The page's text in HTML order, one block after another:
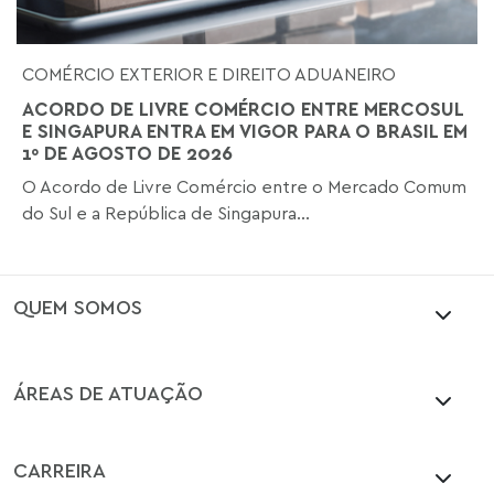
COMÉRCIO EXTERIOR E DIREITO ADUANEIRO
ACORDO DE LIVRE COMÉRCIO ENTRE MERCOSUL
E SINGAPURA ENTRA EM VIGOR PARA O BRASIL EM
1º DE AGOSTO DE 2026
O Acordo de Livre Comércio entre o Mercado Comum
do Sul e a República de Singapura...
QUEM SOMOS
ÁREAS DE ATUAÇÃO
CARREIRA